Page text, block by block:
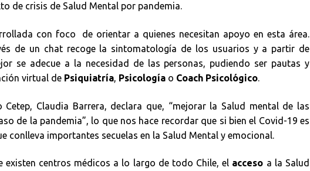
de crisis de Salud Mental por pandemia.
con foco de orientar a quienes necesitan apoyo en esta área.
de un chat recoge la sintomatología de los usuarios y a partir de
se adecue a la necesidad de las personas, pudiendo ser pautas y
virtual de Psiquiatría, Psicología o Coach Psicológico.
Claudia Barrera, declara que, “mejorar la Salud mental de las
de la pandemia”, lo que nos hace recordar que si bien el Covid-19 es
conlleva importantes secuelas en la Salud Mental y emocional.
centros médicos a lo largo de todo Chile, el acceso a la Salud